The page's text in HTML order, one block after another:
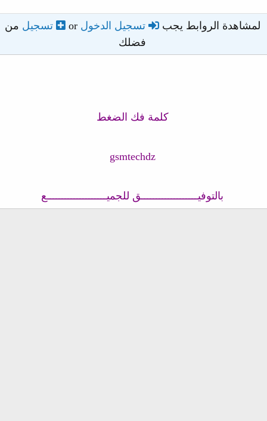
لمشاهدة الروابط يجب تسجيل الدخول or تسجيل من
فضلك
كلمة فك الضغط
gsmtechdz
بالتوفيـــــــــــــــــــق للجميــــــــــــــــــــع